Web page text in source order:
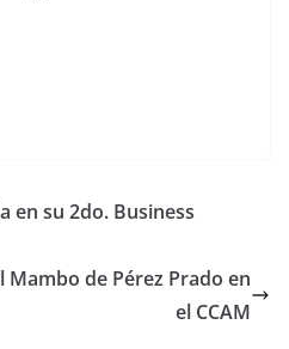
en su 2do. Business
de Pérez Prado en
el CCAM